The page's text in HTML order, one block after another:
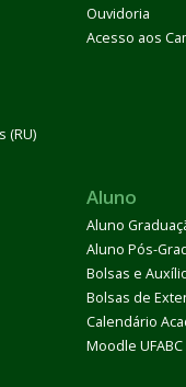
(RU)
Ouvidoria
Acesso aos
Aluno
Aluno
Aluno Pós-
Bolsas e
Bolsas de
Calendário
Moodle UFABC